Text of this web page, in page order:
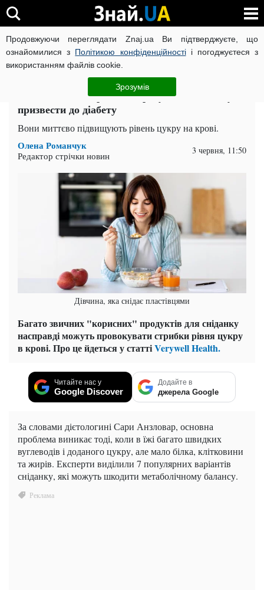
Продовжуючи переглядати Znaj.ua Ви підтверджуєте, що
ознайомилися з Політикою конфіденційностіі погоджуєтеся з
використанням файлів cookie.
Зрозумів
ВІЙНА РОСІЇ ПРОТИ УКРАЇНИ КОРОНАВІРУС В УКРАЇНІ
ЧИТАТЬ НА РУССКОМ
Не такі вже й корисні: 7 продуктів, які можуть
призвести до діабету
Вони миттєво підвищують рівень цукру на крові.
Олена Романчук
Редактор стрічки новин 3 червня, 11:50
Дівчина, яка снідає пластівцями
Багато звичних "корисних" продуктів для сніданку
насправді можуть провокувати стрибки рівня цукру
в крові. Про це йдеться у статтіVerywell Health.
Читайте нас у
Google Discover
Додайте в
джерела Google
За словами дієтологині Сари Анзловар, основна
проблема виникає тоді, коли в їжі багато швидких
вуглеводів і доданого цукру, але мало білка, клітковини
та жирів. Експерти виділили 7 популярних варіантів
сніданку, які можуть шкодити метаболічному балансу.